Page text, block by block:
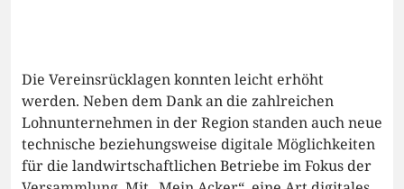
Die Vereinsrücklagen konnten leicht erhöht
werden. Neben dem Dank an die zahlreichen
Lohnunternehmen in der Region standen auch neue
technische beziehungsweise digitale Möglichkeiten
für die landwirtschaftlichen Betriebe im Fokus der